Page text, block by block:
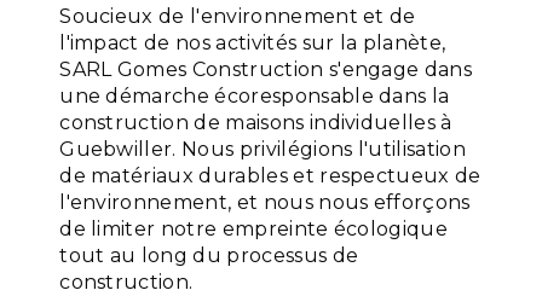
Soucieux de l'environnement et de
l'impact de nos activités sur la planète,
SARL Gomes Construction s'engage dans
une démarche écoresponsable dans la
construction de maisons individuelles à
Guebwiller. Nous privilégions l'utilisation
de matériaux durables et respectueux de
l'environnement, et nous nous efforçons
de limiter notre empreinte écologique
tout au long du processus de
construction.